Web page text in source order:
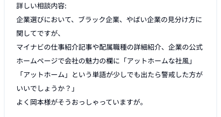
詳しい相談内容:
企業選びにおいて、ブラック企業、やばい企業の見分け方に
関してですが、
マイナビの仕事紹介記事や配属職種の詳細紹介、企業の公式
ホームページで会社の魅力の欄に「アットホームな社風」
「アットホーム」という単語が少しでも出たら警戒した方が
いいでしょうか？」
よく岡本様がそうおっしゃっていますが。